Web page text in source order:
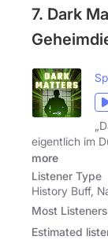
7. Dark
eigentlich im
more
Listener Type
History Buff,
Most
Estimated